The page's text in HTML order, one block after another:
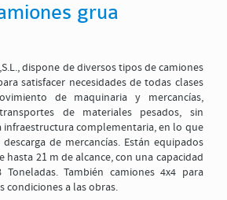
éste formulario, es preciso que acepte nuestraPolítica de
esta casilla
grua
dispone de diversos tipos de camiones
satisfacer necesidades de todas clases
de maquinaria y mercancías,
de materiales pesados, sin
infraestructura complementaria, en lo que
de mercancías. Están equipados
hasta 21 m de alcance, con una capacidad
También camiones 4x4 para
condiciones a las obras.